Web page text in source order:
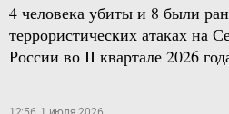
4 человека убиты и 8 были
террористических атаках на
России во II квартале 2026